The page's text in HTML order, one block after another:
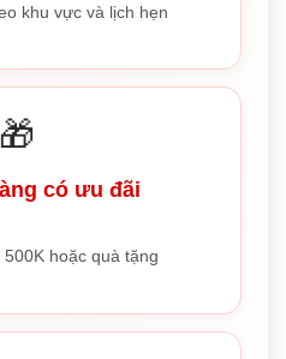
khu vực và lịch hẹn
🎁
có ưu đãi
hoặc quà tặng